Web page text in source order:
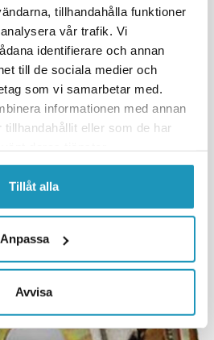
tillhandahålla funktioner
vår trafik. Vi
identifierare och annan
till de sociala medier och
som vi samarbetar med.
informationen med annan
eller som de har
Tillåt alla
Anpassa
Avvisa
monteras på?
kan vara roterade på annat